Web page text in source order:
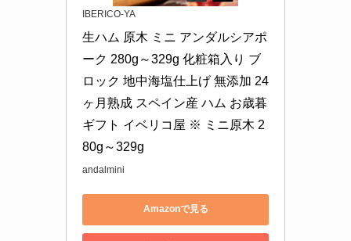
IBERICO-YA
生ハム 原木 ミニ アンダルシアポ
ーク 280g～329g 化粧箱入り ブ
ロック 地中海塩仕上げ 無添加 24
ヶ月熟成 スペイン産 ハム お歳暮
ギフト イベリコ屋 ※ ミニ原木 2
80g～329g
andalmini
Amazonで見る